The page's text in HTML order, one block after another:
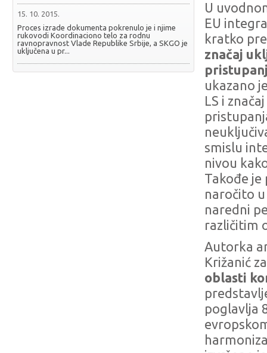
15. 10. 2015.
Proces izrade dokumenta pokrenulo je i njime
rukovodi Koordinaciono telo za rodnu
ravnopravnost Vlade Republike Srbije, a SKGO je
uključena u pr...
U
EU
kratko
značaj
ukazano
LS i
smislu
nivou
Takođe je
naročito
naredni
različitim
Autorka
Križanić
oblasti
poglavlja